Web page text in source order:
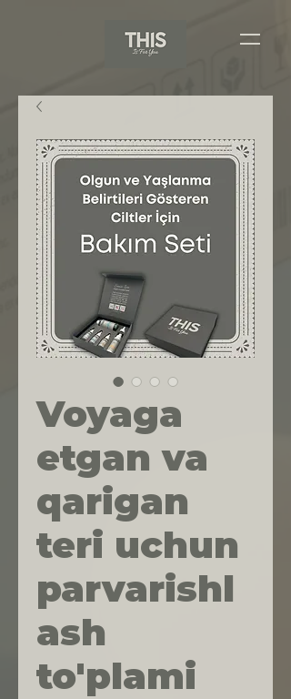
Voyaga
etgan va
qarigan
teri uchun
parvarishl
ash
to'plami